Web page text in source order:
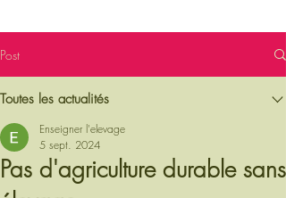
Post
Toutes les actualités
Pas d'agriculture durable sans
Enseigner l'elevage
5 sept. 2024